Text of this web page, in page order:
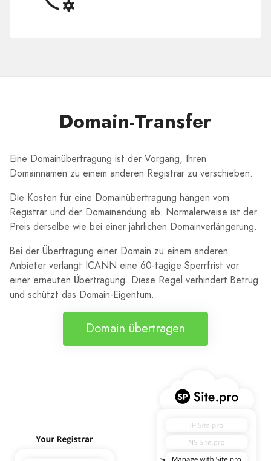
Domain-Transfer
Eine Domainübertragung ist der Vorgang, Ihren
Domainnamen zu einem anderen Registrar zu verschieben.
Die Kosten für eine Domainübertragung hängen vom
Registrar und der Domainendung ab. Normalerweise ist der
Preis derselbe wie bei einer jährlichen Domainverlängerung.
Bei der Übertragung einer Domain zu einem anderen
Anbieter verlangt ICANN eine 60-tägige Sperrfrist vor
einer erneuten Übertragung. Diese Regel verhindert Betrug
und schützt das Domain-Eigentum.
Domain übertragen